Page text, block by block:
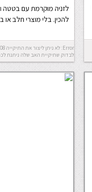
לזניה מוקרמת עם בטטה
להכין. בלי מוצרי חלב או
לבדוק שתיקיית האב שלה ניתנת